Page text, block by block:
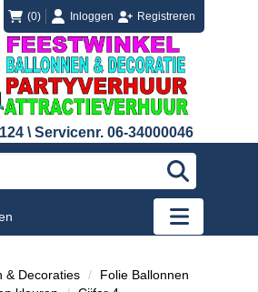
(0) loginInloggen
registreren Registreren
\ Servicenr. 06-34000046
"Zoeken
"Toggle
& Decoraties
Folie Ballonnen